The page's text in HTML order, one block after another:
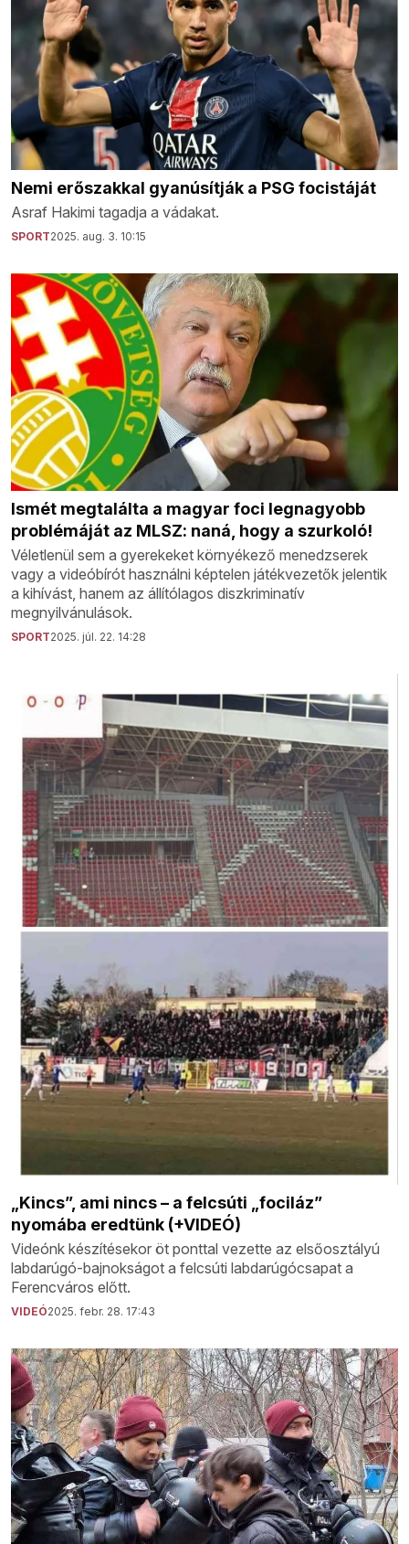
Nemi erőszakkal gyanúsítják a PSG focistáját
Asraf Hakimi tagadja a vádakat.
SPORT2025. aug. 3. 10:15
Ismét megtalálta a magyar foci legnagyobb
problémáját az MLSZ: naná, hogy a szurkoló!
Véletlenül sem a gyerekeket környékező menedzserek
vagy a videóbírót használni képtelen játékvezetők jelentik
a kihívást, hanem az állítólagos diszkriminatív
megnyilvánulások.
SPORT2025. júl. 22. 14:28
„Kincs”, ami nincs – a felcsúti „fociláz”
nyomába eredtünk (+VIDEÓ)
Videónk készítésekor öt ponttal vezette az elsőosztályú
labdarúgó-bajnokságot a felcsúti labdarúgócsapat a
Ferencváros előtt.
VIDEÓ2025. febr. 28. 17:43